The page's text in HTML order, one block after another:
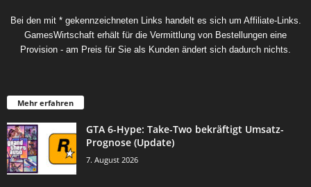
Bei den mit * gekennzeichneten Links handelt es sich um Affiliate-Links.
GamesWirtschaft erhält für die Vermittlung von Bestellungen eine
Provision - am Preis für Sie als Kunden ändert sich dadurch nichts.
Mehr erfahren
GTA 6-Hype: Take-Two bekräftigt Umsatz-
Prognose (Update)
7. August 2026